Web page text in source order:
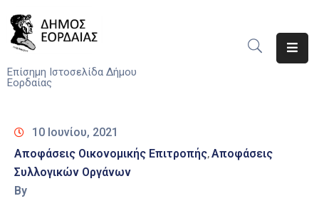
Επίσημη Ιστοσελίδα Δήμου
Εορδαίας
Υπηρεσίες
Του
10 Ιουνίου, 2021
Αποφάσεις Οικονομικής Επιτροπής‚Αποφάσεις
Συλλογικών Οργάνων
By